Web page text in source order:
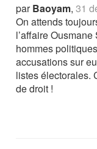
parBaoyam,31
On attends
l’affaire
hommes
accusations sur
listes électorales.
de droit !